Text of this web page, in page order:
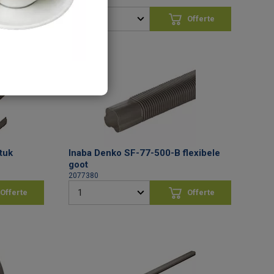
Offerte
aanvragen
Offerte
Inaba Denko SF-77-500-B flexibele
goot
2077380
Offerte
aanvragen